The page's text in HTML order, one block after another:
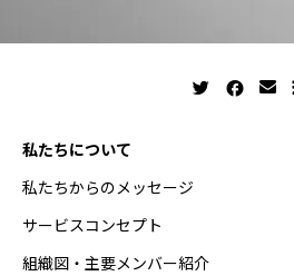
私たちについて
私たちからのメッセージ
サービスコンセプト
組織図・主要メンバー紹介